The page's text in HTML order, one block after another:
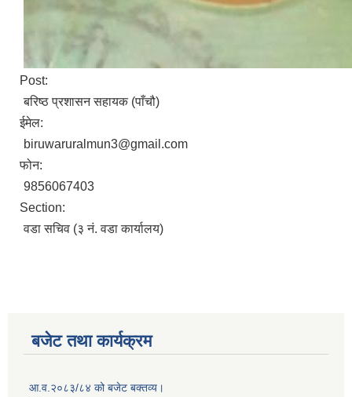
Post:
बरिष्ठ प्रशासन सहायक (पाँचौ)
ईमेल:
biruwaruralmun3@gmail.com
फोन:
9856067403
Section:
वडा सचिव (३ नं. वडा कार्यालय)
बजेट तथा कार्यक्रम
आ.व.२०८३/८४ को बजेट बक्तव्य।